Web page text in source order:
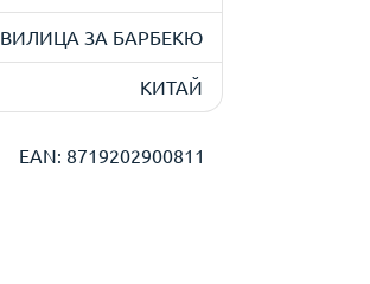
ВИЛИЦА ЗА БАРБЕКЮ
КИТАЙ
EAN: 8719202900811